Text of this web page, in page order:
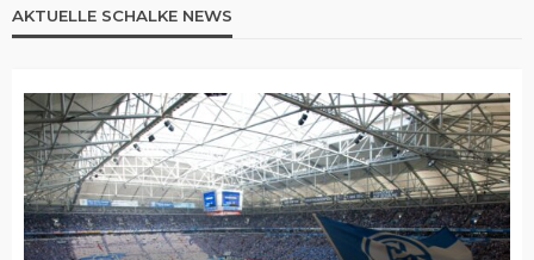
AKTUELLE SCHALKE NEWS